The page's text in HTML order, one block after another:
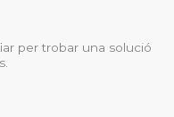
per trobar una solució